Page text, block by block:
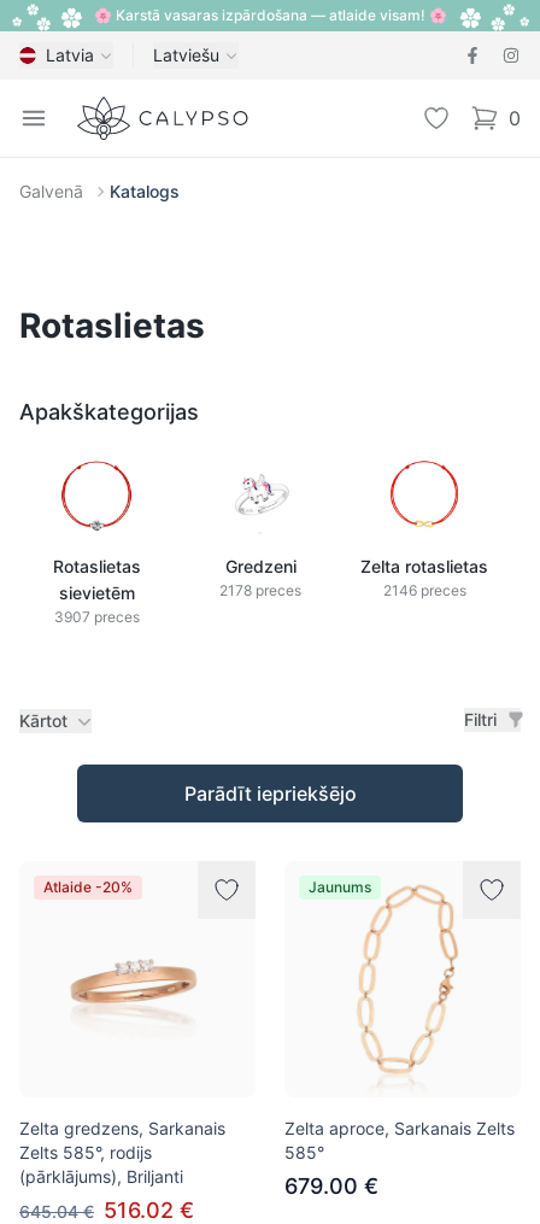
🌸 Karstā vasaras izpārdošana — atlaide visam! 🌸
Latvia Latviešu
Open menu
Calypso Vēlmju 0
items
Galvenā Katalogs
Rotaslietas
Apakškategorijas
Rotaslietas
sievietēm
3907 preces
Gredzeni
2178 preces
Zelta rotaslietas
2146 preces
Kārtot Filtri
Preces
Parādīt iepriekšējo
Atlaide -20%
Zelta gredzens, Sarkanais
Zelts 585°, rodijs
(pārklājums), Briljanti
645.04 € 516.02 €
Jaunums
Zelta aproce, Sarkanais Zelts
585°
679.00 €